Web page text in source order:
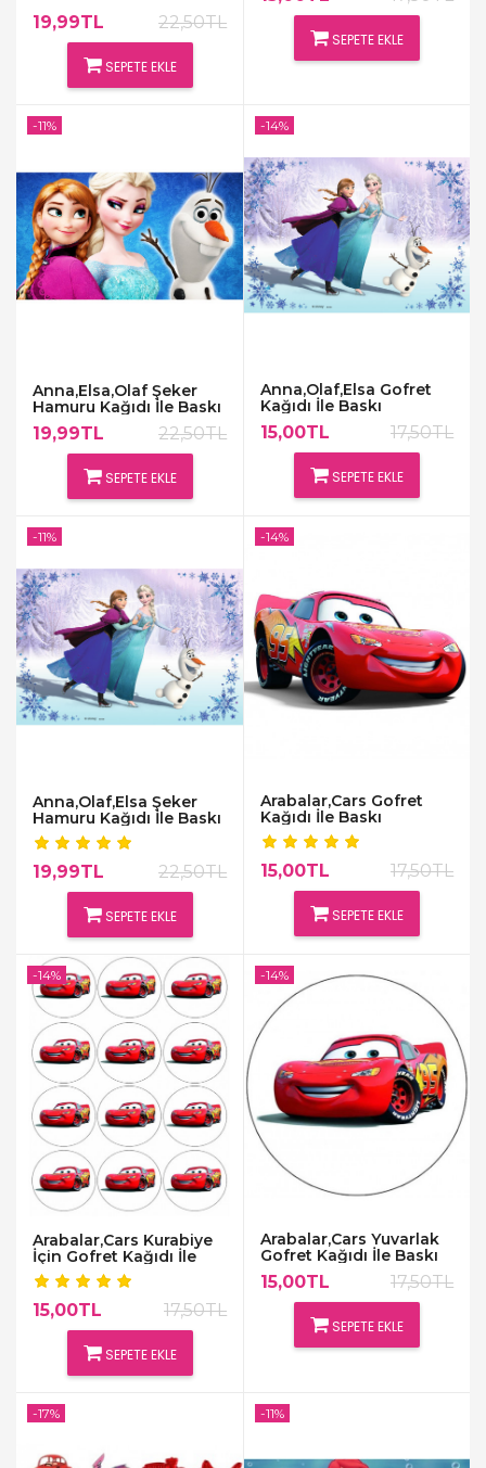
19,99TL 22,50TL
SEPETE EKLE
SEPETE EKLE
Anna,Elsa,Olaf Şeker
Hamuru Kağıdı İle Baskı
19,99TL 22,50TL
SEPETE EKLE
-11%
Anna,Olaf,Elsa Gofret
Kağıdı İle Baskı
15,00TL 17,50TL
SEPETE EKLE
-14%
Anna,Olaf,Elsa Şeker
Hamuru Kağıdı İle Baskı
19,99TL 22,50TL
SEPETE EKLE
-11%
Arabalar,Cars Gofret
Kağıdı İle Baskı
15,00TL 17,50TL
SEPETE EKLE
-14%
Arabalar,Cars Kurabiye
İçin Gofret Kağıdı İle
Baskı
15,00TL 17,50TL
SEPETE EKLE
-14%
Arabalar,Cars Yuvarlak
Gofret Kağıdı İle Baskı
15,00TL 17,50TL
SEPETE EKLE
-14%
-17% -11%